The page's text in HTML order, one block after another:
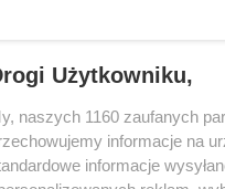
finansowymi.
się przed podobnymi
które obiecują
wiarygodność
Finansowego (KNF).
Użytkowniku,
naszych 1160 zaufanych
informacje na
informacje